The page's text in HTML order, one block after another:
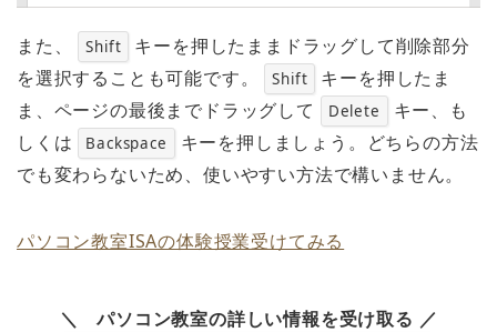
また、 Shift
キーを押したままドラッグして削除部分
を選択することも可能です。
Shift
キーを押したま
ま、ページの最後までドラッグして
Delete
キー、も
しくは
Backspace
キーを押しましょう。どちらの方法
でも変わらないため、使いやすい方法で構いません。
パソコン教室ISAの体験授業受けてみる
＼ パソコン教室の詳しい情報を受け取る ／